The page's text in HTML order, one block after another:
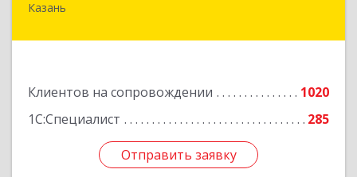
Казань
Клиентов на сопровождении
1020
1С:Специалист
285
Отправить заявку
420088, Татарстан Респ, Казань г, Победы пр-
Отправить заявку